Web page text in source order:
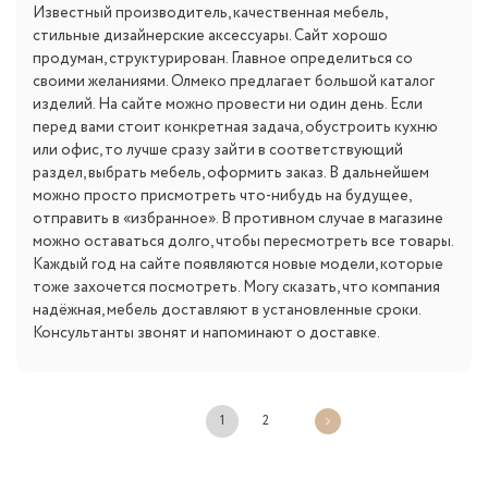
Известный производитель, качественная мебель,
стильные дизайнерские аксессуары. Сайт хорошо
продуман, структурирован. Главное определиться со
своими желаниями. Олмеко предлагает большой каталог
изделий. На сайте можно провести ни один день. Если
перед вами стоит конкретная задача, обустроить кухню
или офис, то лучше сразу зайти в соответствующий
раздел, выбрать мебель, оформить заказ. В дальнейшем
можно просто присмотреть что-нибудь на будущее,
отправить в «избранное». В противном случае в магазине
можно оставаться долго, чтобы пересмотреть все товары.
Каждый год на сайте появляются новые модели, которые
тоже захочется посмотреть. Могу сказать, что компания
надёжная, мебель доставляют в установленные сроки.
Консультанты звонят и напоминают о доставке.
1 2